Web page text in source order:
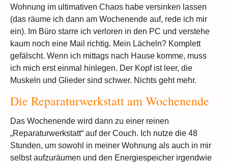
Wohnung im ultimativen Chaos habe versinken lassen
(das räume ich dann am Wochenende auf, rede ich mir
ein). Im Büro starre ich verloren in den PC und verstehe
kaum noch eine Mail richtig. Mein Lächeln? Komplett
gefälscht. Wenn ich mittags nach Hause komme, muss
ich mich erst einmal hinlegen. Der Kopf ist leer, die
Muskeln und Glieder sind schwer. Nichts geht mehr.
Die Reparaturwerkstatt am Wochenende
Das Wochenende wird dann zu einer reinen
„Reparaturwerkstatt“ auf der Couch. Ich nutze die 48
Stunden, um sowohl in meiner Wohnung als auch in mir
selbst aufzuräumen und den Energiespeicher irgendwie